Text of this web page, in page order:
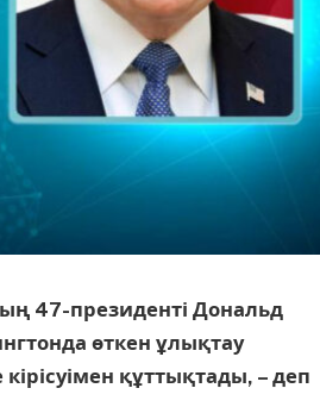
47-президенті Дональд
өткен ұлықтау
құттықтады, – деп